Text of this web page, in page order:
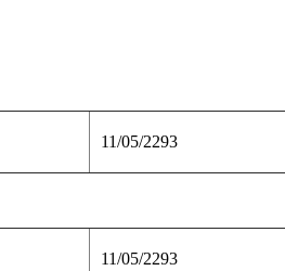
11/05/2293
11/05/2293